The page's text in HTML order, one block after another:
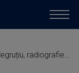
de mandat al președintelui Nicușor Dan: „L-au încălecat serviciile. E fascinat de golanii clasei”